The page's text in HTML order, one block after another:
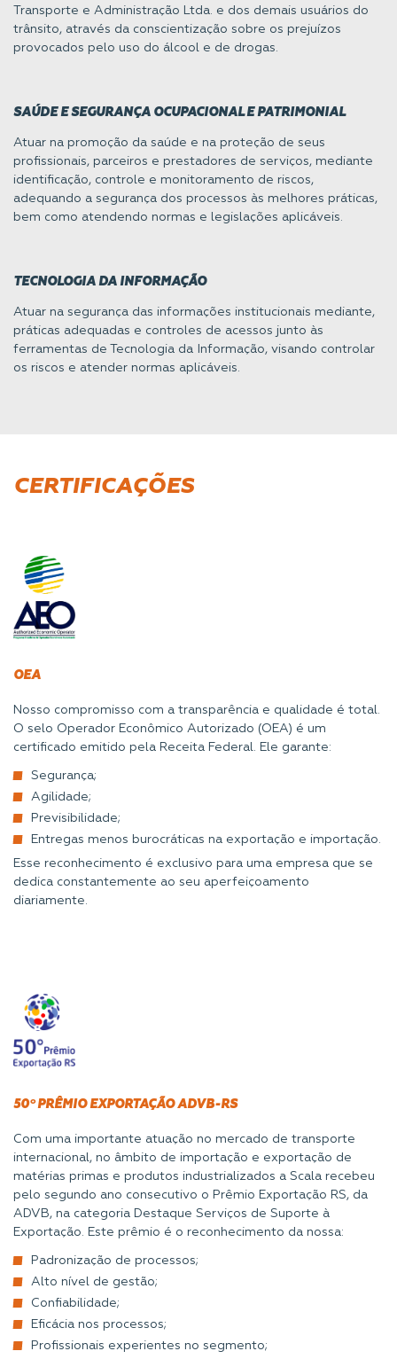
Transporte e Administração Ltda. e dos demais usuários do
trânsito, através da conscientização sobre os prejuízos
provocados pelo uso do álcool e de drogas.
SAÚDE E SEGURANÇA OCUPACIONAL E PATRIMONIAL
Atuar na promoção da saúde e na proteção de seus
profissionais, parceiros e prestadores de serviços, mediante
identificação, controle e monitoramento de riscos,
adequando a segurança dos processos às melhores práticas,
bem como atendendo normas e legislações aplicáveis.
TECNOLOGIA DA INFORMAÇÃO
Atuar na segurança das informações institucionais mediante,
práticas adequadas e controles de acessos junto às
ferramentas de Tecnologia da Informação, visando controlar
os riscos e atender normas aplicáveis.
CERTIFICAÇÕES
OEA
Nosso compromisso com a transparência e qualidade é total.
O selo Operador Econômico Autorizado (OEA) é um
certificado emitido pela Receita Federal. Ele garante:
Segurança;
Agilidade;
Previsibilidade;
Entregas menos burocráticas na exportação e importação.
Esse reconhecimento é exclusivo para uma empresa que se
dedica constantemente ao seu aperfeiçoamento
diariamente.
50º PRÊMIO EXPORTAÇÃO ADVB-RS
Com uma importante atuação no mercado de transporte
internacional, no âmbito de importação e exportação de
matérias primas e produtos industrializados a Scala recebeu
pelo segundo ano consecutivo o Prêmio Exportação RS, da
ADVB, na categoria Destaque Serviços de Suporte à
Exportação. Este prêmio é o reconhecimento da nossa:
Padronização de processos;
Alto nível de gestão;
Confiabilidade;
Eficácia nos processos;
Profissionais experientes no segmento;